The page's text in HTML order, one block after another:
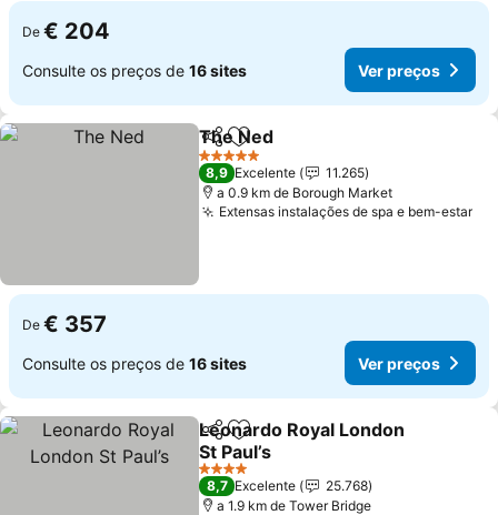
De € 204
Consulte os preços de 16 sites Ver preços
PartilharAdicionar aos favoritos
The Ned
5 Estrelas
8,9 Excelente
11.265
a 0.9 km de Borough Market
Extensas instalações de spa e bem-estar
De € 357
Consulte os preços de 16 sites Ver preços
PartilharAdicionar aos favoritos
Leonardo Royal London
St Paul’s
Ver preços
4 Estrelas
8,7 Excelente
25.768
a 1.9 km de Tower Bridge